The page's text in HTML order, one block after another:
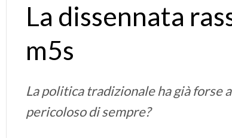
La dissennata
m5s
La politica tradizionale ha già
pericoloso di sempre?